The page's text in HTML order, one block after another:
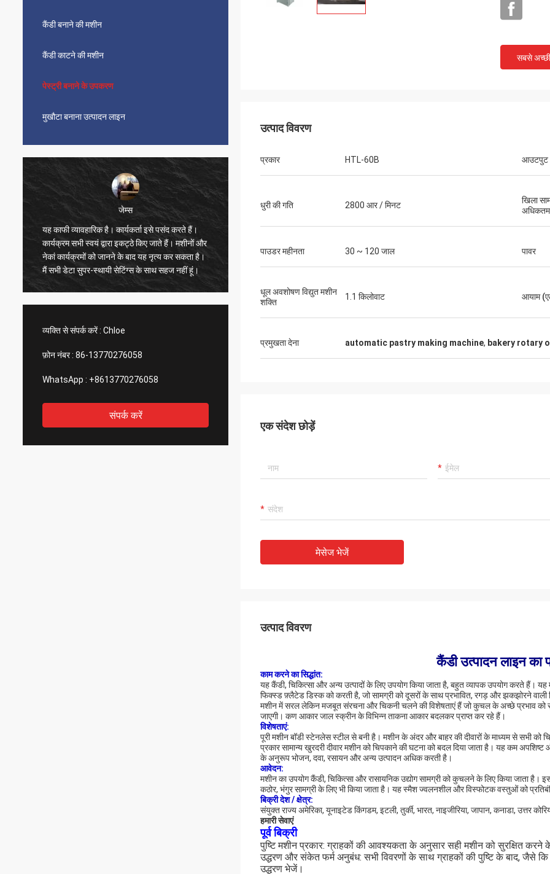
कैंडी बनाने की मशीन
कैंडी काटने की मशीन
पेस्ट्री बनाने के उपकरण
मुखौटा बनाना उत्पादन लाइन
जेम्स
यह काफी व्यावहारिक है। कार्यकर्ता इसे पसंद करते हैं।
कार्यक्रम सभी स्वयं द्वारा इकट्ठे किए जाते हैं। मशीनों और
नेकां कार्यक्रमों को जानने के बाद यह नृत्य कर सकता है।
मैं सभी डेटा सुपर-स्थायी सेटिंग्स के साथ सहज नहीं हूं।
सुंदर, सुविधाजनक, वायुमंडलीय, वास्तविक, लॉजिस्टिक्स
बहुत संतुष्ट हैं, पैकेजिंग बहुत कठिन है, सख्त है, विक्रेताओं
ने वीडियो भेजा है, कमीशन इंजीनियर की व्यवस्था भी बहुत
विक्रेता की विचारशील सेवा के लिए बहुत आभारी। विवेक
सेवा। मशीन अच्छी गुणवत्ता की
व्यक्ति से संपर्क करें : Chloe
फ़ोन नंबर : 86-13770276058
WhatsApp : +8613770276058
संपर्क करें
सबसे
उत्पाद विवरण
प्रकार HTL-60B आउटपुट
धुरी की गति 2800 आर / मिनट
खिला
पाउडर महीनता 30 ~ 120 जाल पावर
धूल अवशोषण विद्युत मशीन
शक्ति
1.1 किलोवाट आयाम
प्रमुखता देना automatic pastry making machine, bakery rotary
एक संदेश छोड़ें
मेसेज भेजें
उत्पाद विवरण
कैंडी उत्पादन लाइन का
काम करने का सिद्धांत:
यह कैंडी, चिकित्सा और अन्य उत्पादों के लिए उपयोग किया जाता है, बहुत व्यापक उपयोग करते हैं।
फिक्स्ड फ़्लैटेड डिस्क को करती है, जो सामग्री को दूसरों के साथ प्रभावित, रगड़ और झकझोरने वाली
मशीन में सरल लेकिन मजबूत संरचना और चिकनी चलने की विशेषताएं हैं जो कुचल के अच्छे प्रभाव को
जाएगी। कण आकार जाल स्क्रीन के विभिन्न ताकना आकार बदलकर प्राप्त कर रहे हैं।
विशेषताएं:
पूरी मशीन बॉडी स्टेनलेस स्टील से बनी है। मशीन के अंदर और बाहर की दीवारों के माध्यम से सभी को
प्रकार सामान्य खुरदरी दीवार मशीन को चिपकाने की घटना को बदल दिया जाता है। यह कम
के अनुरूप भोजन, दवा, रसायन और अन्य उत्पादन अधिक करती है।
आवेदन:
मशीन का उपयोग कैंडी, चिकित्सा और रासायनिक उद्योग सामग्री को कुचलने के लिए किया जाता
कठोर, भंगुर सामग्री के लिए भी किया जाता है। यह स्मैश ज्वलनशील और विस्फोटक वस्तुओं को
बिक्री देश / क्षेत्र:
संयुक्त राज्य अमेरिका, यूनाइटेड किंगडम, इटली, तुर्की, भारत, नाइजीरिया, जापान, कनाडा, उत्तर
हमारी सेवाएं
पूर्व बिक्री
पुष्टि मशीन प्रकार: ग्राहकों की आवश्यकता के अनुसार सही मशीन को सुरक्षित करने
उद्धरण और संकेत फर्म अनुबंध: सभी विवरणों के साथ ग्राहकों की पुष्टि के बाद, जैसे
उद्धरण भेजें।